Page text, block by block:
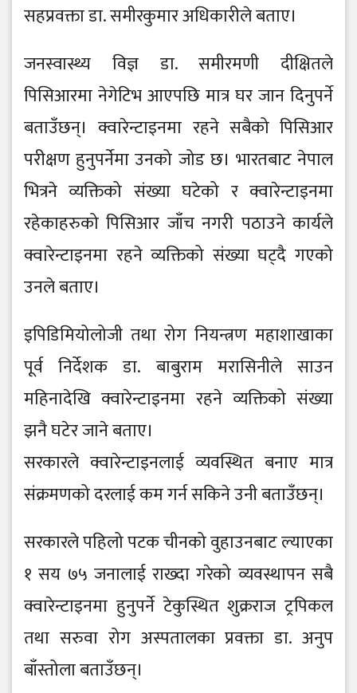
सहप्रवक्ता डा. समीरकुमार अधिकारीले बताए।
जनस्वास्थ्य विज्ञ डा. समीरमणी दीक्षितले
पिसिआरमा नेगेटिभ आएपछि मात्र घर जान दिनुपर्ने
बताउँछन्। क्वारेन्टाइनमा रहने सबैको पिसिआर
परीक्षण हुनुपर्नेमा उनको जोड छ। भारतबाट नेपाल
भित्रने व्यक्तिको संख्या घटेको र क्वारेन्टाइनमा
रहेकाहरुको पिसिआर जाँच नगरी पठाउने कार्यले
क्वारेन्टाइनमा रहने व्यक्तिको संख्या घट्दै गएको
उनले बताए।
इपिडिमियोलोजी तथा रोग नियन्त्रण महाशाखाका
पूर्व निर्देशक डा. बाबुराम मरासिनीले साउन
महिनादेखि क्वारेन्टाइनमा रहने व्यक्तिको संख्या
झनै घटेर जाने बताए।
सरकारले क्वारेन्टाइनलाई व्यवस्थित बनाए मात्र
संक्रमणको दरलाई कम गर्न सकिने उनी बताउँछन्।
सरकारले पहिलो पटक चीनको वुहाउनबाट ल्याएका
१ सय ७५ जनालाई राख्दा गरेको व्यवस्थापन सबै
क्वारेन्टाइनमा हुनुपर्ने टेकुस्थित शुक्रराज ट्रपिकल
तथा सरुवा रोग अस्पतालका प्रवक्ता डा. अनुप
बाँस्तोला बताउँछन्।